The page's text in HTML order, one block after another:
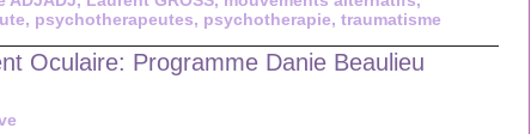
, psychotherapeutes, psychotherapie, traumatisme
Oculaire: Programme Danie Beaulieu